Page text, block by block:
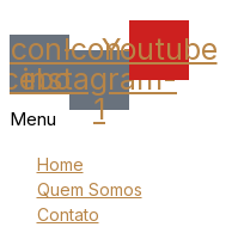
Icon-Icon-
instagram-
1
Youtube
Menu
Home
Quem Somos
Contato